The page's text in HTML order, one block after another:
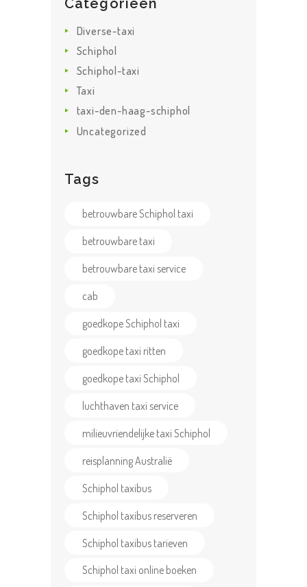
OVER ONS
CONTACT US
Diverse-taxi
Schiphol
Schiphol-taxi
Taxi
taxi-den-haag-schiphol
Uncategorized
Tags
betrouwbare Schiphol taxi
betrouwbare taxi
betrouwbare taxi service
cab
goedkope Schiphol taxi
goedkope taxi ritten
goedkope taxi Schiphol
luchthaven taxi service
milieuvriendelijke taxi Schiphol
reisplanning Australië
Schiphol taxibus
Schiphol taxibus reserveren
Schiphol taxibus tarieven
Schiphol taxi online boeken